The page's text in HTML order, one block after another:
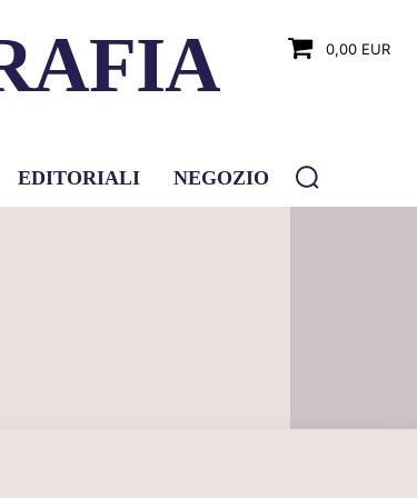
0,00 EUR
EDITORIALI NEGOZIO